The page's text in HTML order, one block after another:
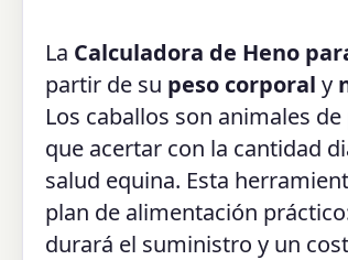
La Calculadora de Heno
partir de su peso corporal y
Los caballos son animales
que acertar con la cantidad
salud equina. Esta
plan de alimentación
durará el suministro y un